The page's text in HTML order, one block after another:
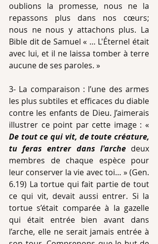
oublions la promesse, nous ne la
repassons plus dans nos cœurs;
nous ne nous y attachons plus. La
Bible dit de Samuel « … L'Éternel était
avec lui, et il ne laissa tomber à terre
aucune de ses paroles. »
3- La comparaison : l’une des armes
les plus subtiles et efficaces du diable
contre les enfants de Dieu. J’aimerais
De tout ce qui vit, de toute créature,
tu feras entrer dans l'arche deux
membres de chaque espèce pour
leur conserver la vie avec toi… » (Gen.
6.19) La tortue qui fait partie de tout
ce qui vit, devait aussi entrer. Si la
tortue s’était comparée à la gazelle
qui était entrée bien avant dans
l’arche, elle ne serait jamais entrée à